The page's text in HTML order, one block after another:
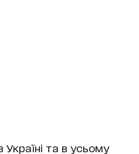
в Україні та в усьому